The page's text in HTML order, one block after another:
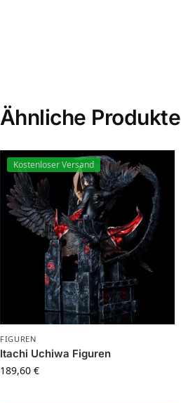
Ähnliche Produkte
Kostenloser Versand
FIGUREN
Itachi Uchiwa Figuren
189,60 €